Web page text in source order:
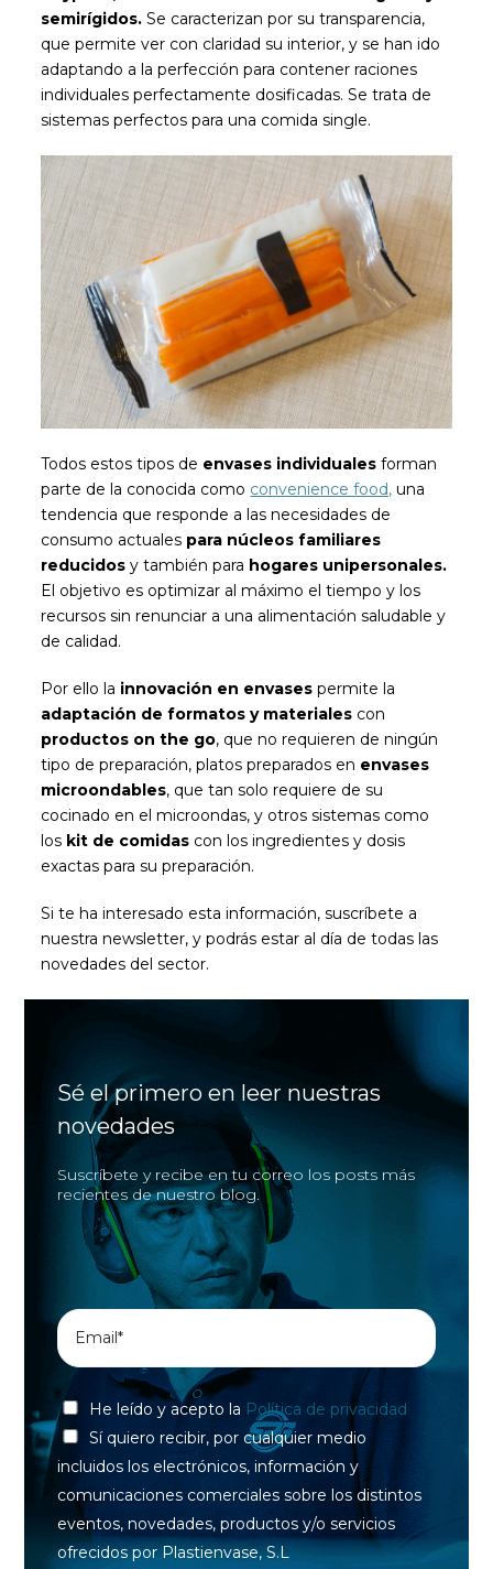
semirígidos. Se caracterizan por su transparencia,
que permite ver con claridad su interior, y se han ido
adaptando a la perfección para contener raciones
individuales perfectamente dosificadas. Se trata de
sistemas perfectos para una comida single.
Todos estos tipos de envases individuales forman
parte de la conocida como convenience food, una
tendencia que responde a las necesidades de
consumo actuales para núcleos familiares
reducidos y también para hogares unipersonales.
El objetivo es optimizar al máximo el tiempo y los
recursos sin renunciar a una alimentación saludable y
de calidad.
Por ello la innovación en envasespermite la
adaptación de formatos y materiales con
productos on the go, que no requieren de ningún
tipo de preparación, platos preparados en envases
microondables, que tan solo requiere de su
cocinado en el microondas, y otros sistemas como
los kit de comidas con los ingredientes y dosis
exactas para su preparación.
Si te ha interesado esta información, suscríbete a
nuestra newsletter, y podrás estar al día de todas las
novedades del sector.
Sé el primero en leer nuestras
novedades
Suscríbete y recibe en tu correo los posts más
recientes de nuestro blog.
He leído y acepto la Política de privacidad
Sí quiero recibir, por cualquier medio
incluidos los electrónicos, información y
comunicaciones comerciales sobre los distintos
eventos, novedades, productos y/o servicios
ofrecidos por Plastienvase, S.L